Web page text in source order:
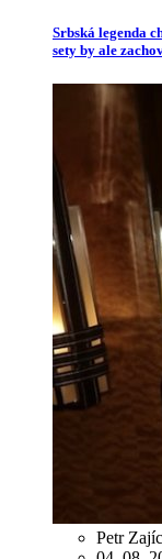
Srbská legenda
sety by ale
Petr Zajíc